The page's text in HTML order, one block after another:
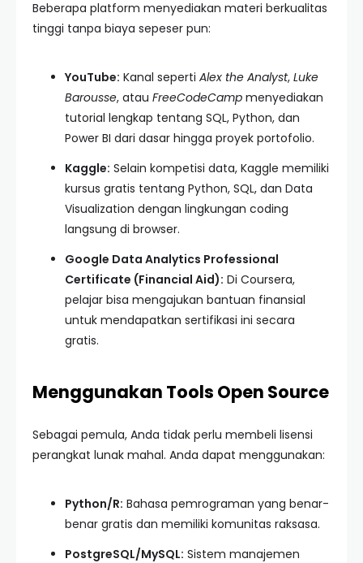
Beberapa platform menyediakan materi berkualitas
tinggi tanpa biaya sepeser pun:
YouTube: Kanal seperti Alex the Analyst, Luke
Barousse, atau FreeCodeCamp menyediakan
tutorial lengkap tentang SQL, Python, dan
Power BI dari dasar hingga proyek portofolio.
Kaggle: Selain kompetisi data, Kaggle memiliki
kursus gratis tentang Python, SQL, dan Data
Visualization dengan lingkungan coding
langsung di browser.
Google Data Analytics Professional
Certificate (Financial Aid): Di Coursera,
pelajar bisa mengajukan bantuan finansial
untuk mendapatkan sertifikasi ini secara
gratis.
Menggunakan Tools Open Source
Sebagai pemula, Anda tidak perlu membeli lisensi
perangkat lunak mahal. Anda dapat menggunakan:
Python/R: Bahasa pemrograman yang benar-
benar gratis dan memiliki komunitas raksasa.
PostgreSQL/MySQL: Sistem manajemen